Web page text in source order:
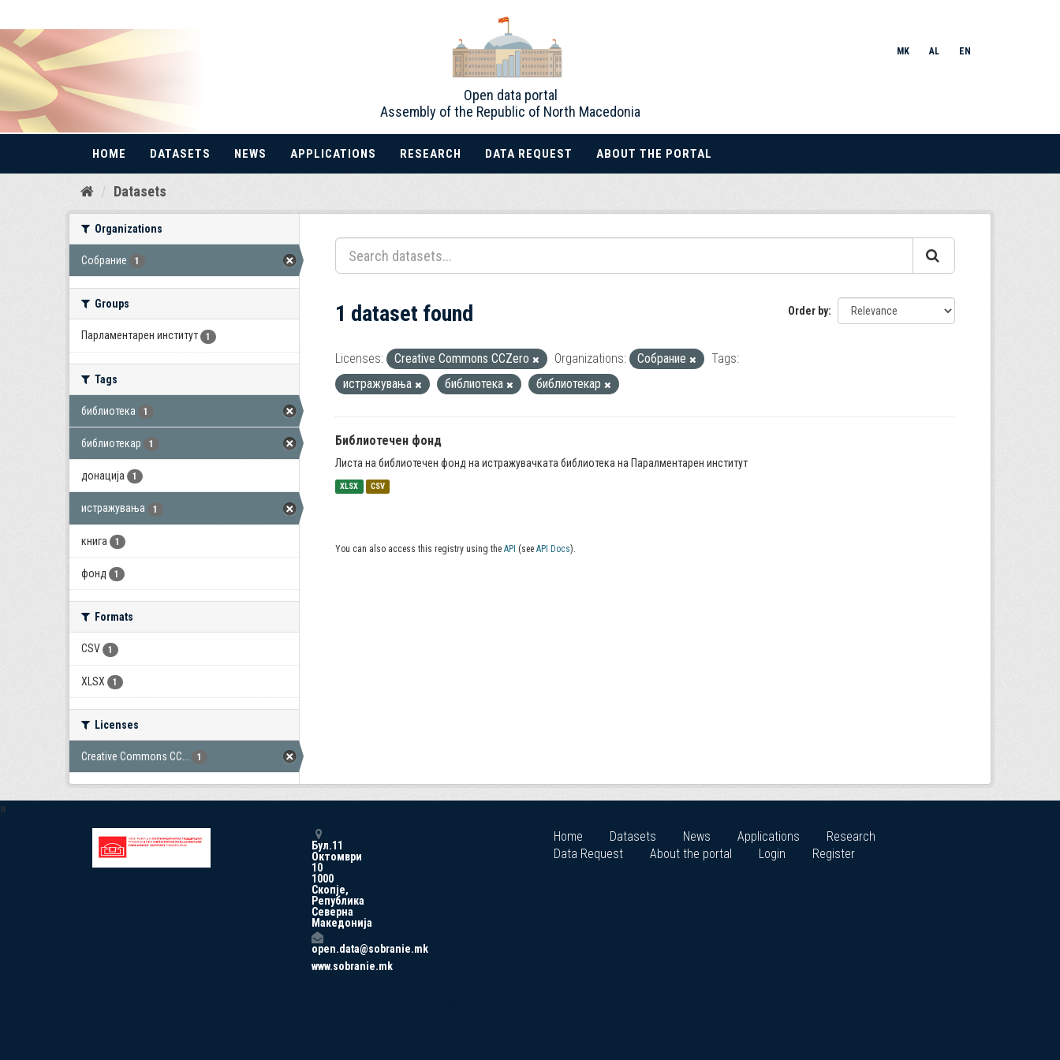
Skip
Open data portal
Assembly of the Republic of North Macedonia
MK AL EN
HOME DATASETS NEWS APPLICATIONS RESEARCH DATA REQUEST ABOUT THE PORTAL
Datasets
Organizations
Собрание 1
Groups
Парламентарен институт 1
Tags
библиотека 1
библиотекар 1
донација 1
истражувања 1
книга 1
фонд 1
Formats
CSV 1
XLSX 1
Licenses
Creative Commons CC... 1
Order by
1 dataset found
Licenses: Creative Commons CCZero Organizations: Собрание
Tags:
истражувања
библиотека библиотекар
Библиотечен фонд
Листа на библиотечен фонд на истражувачката библиотека на Паралментарен институт
XLSX CSV
You can also access this registry using the API (see API Docs).
a
Бул.11
Октомври
10
1000
Скопје,
Република
Северна
Македонија
open.data@sobranie.mk
www.sobranie.mk
Home Datasets News Applications
Research
Data Request
About the portal Login Register